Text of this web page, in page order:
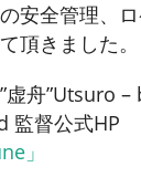
安全管理、
頂きました。
舟”Utsuro –
監督公式HP
」